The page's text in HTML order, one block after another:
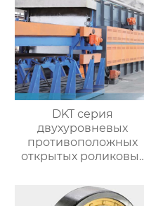
DKT серия
двухуровневых
противоположных
открытых роликовых
отжигательных печей